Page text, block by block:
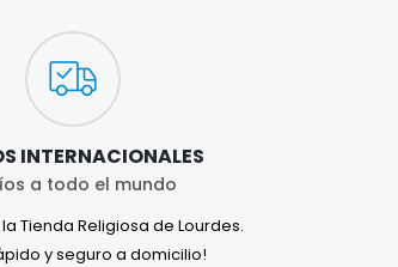
INTERNACIONALES
a todo el mundo
Tienda Religiosa de Lourdes.
y seguro a domicilio!